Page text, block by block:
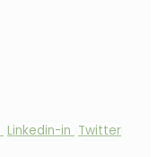
Linkedin-in Twitter